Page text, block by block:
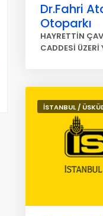
Dr.Fahri
Otoparkı
HAYRETTİN
CADDESİ ÜZERİ
İSTANBUL /